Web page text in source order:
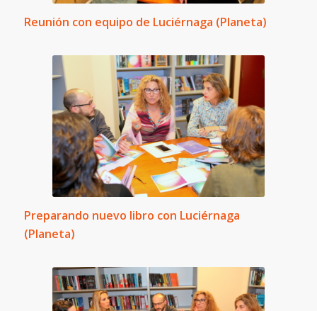
Reunión con equipo de Luciérnaga (Planeta)
Preparando nuevo libro con Luciérnaga
(Planeta)